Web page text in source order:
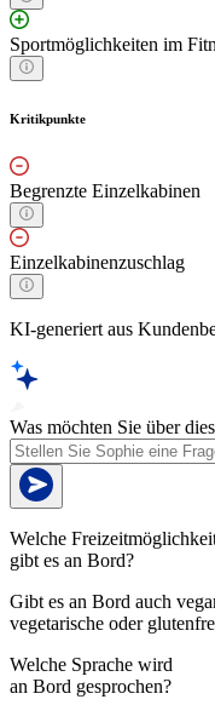
Sportmöglichkeiten im
Kritikpunkte
Begrenzte Einzelkabinen
Einzelkabinenzuschlag
KI-generiert aus
Was möchten Sie über
Welche
gibt es an Bord?
Gibt es an Bord auch
vegetarische oder
Welche Sprache wird
an Bord gesprochen?